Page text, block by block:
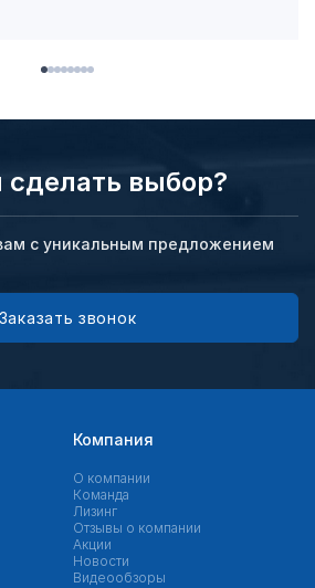
сделать выбор?
с уникальным предложением
Заказать звонок
Компания
О компании
Команда
Лизинг
Отзывы о компании
Акции
Новости
Видеообзоры